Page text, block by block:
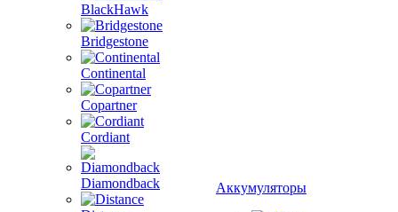
BlackHawk
Bridgestone
Continental
Copartner
Cordiant
Diamondback Аккумуляторы